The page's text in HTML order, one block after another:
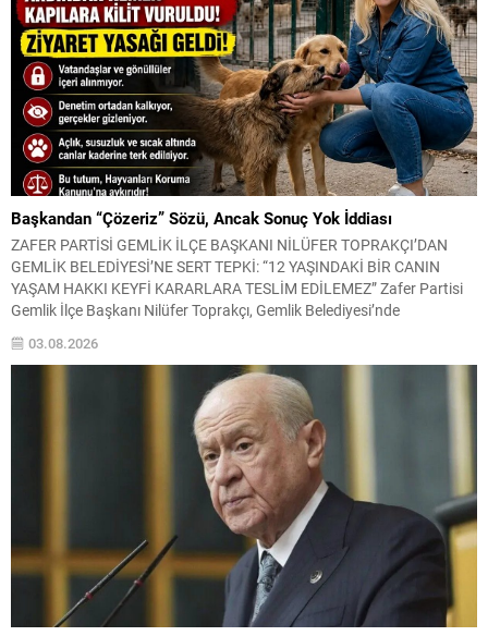
Başkandan “Çözeriz” Sözü, Ancak Sonuç Yok İddiası
ZAFER PARTİSİ GEMLİK İLÇE BAŞKANI NİLÜFER TOPRAKÇI’DAN
GEMLİK BELEDİYESİ’NE SERT TEPKİ: “12 YAŞINDAKİ BİR CANIN
YAŞAM HAKKI KEYFİ KARARLARA TESLİM EDİLEMEZ” Zafer Partisi
Gemlik İlçe Başkanı Nilüfer Toprakçı, Gemlik Belediyesi’nde
yaşandığını belirttiği bir sahiplendirme sürecine ilişkin kamuoyuna
kapsamlı bir açıklama yaptı. Toprakçı, yıllardır sokakta vatandaşların
bakımını üstlendiği 12 yaşındaki yaşlı...
03.08.2026